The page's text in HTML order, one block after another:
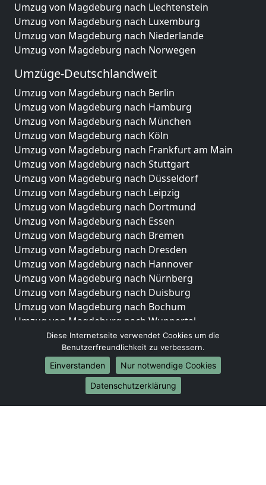
Umzug von Magdeburg nach Liechtenstein
Umzug von Magdeburg nach Luxemburg
Umzug von Magdeburg nach Niederlande
Umzug von Magdeburg nach Norwegen
Umzüge-Deutschlandweit
Umzug von Magdeburg nach Berlin
Umzug von Magdeburg nach Hamburg
Umzug von Magdeburg nach München
Umzug von Magdeburg nach Köln
Umzug von Magdeburg nach Frankfurt am Main
Umzug von Magdeburg nach Stuttgart
Umzug von Magdeburg nach Düsseldorf
Umzug von Magdeburg nach Leipzig
Umzug von Magdeburg nach Dortmund
Umzug von Magdeburg nach Essen
Umzug von Magdeburg nach Bremen
Umzug von Magdeburg nach Dresden
Umzug von Magdeburg nach Hannover
Umzug von Magdeburg nach Nürnberg
Umzug von Magdeburg nach Duisburg
Umzug von Magdeburg nach Bochum
Umzug von Magdeburg nach Wuppertal
Umzug von Magdeburg nach Bielefeld
Umzug von Magdeburg nach Bonn
Umzug von Magdeburg nach Münster
Internationale-Umzüge
Umzug von Magdeburg nach Brasilien
Diese Internetseite verwendet Cookies um die
Benutzerfreundlichkeit zu verbessern.
Einverstanden
Nur notwendige Cookies
Datenschutzerklärung